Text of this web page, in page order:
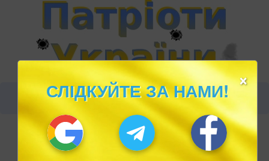
×
СЛІДКУЙТЕ ЗА НАМИ!